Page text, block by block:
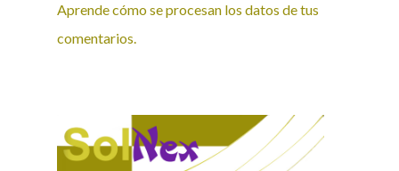
Aprende cómo se procesan los datos de tus
comentarios.